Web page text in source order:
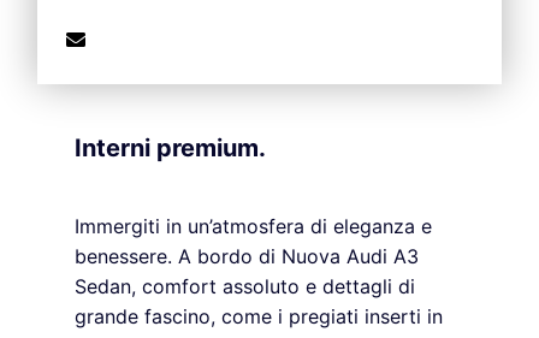
Interni premium.
Immergiti in un’atmosfera di eleganza e
benessere. A bordo di Nuova Audi A3
Sedan, comfort assoluto e dettagli di
grande fascino, come i pregiati inserti in